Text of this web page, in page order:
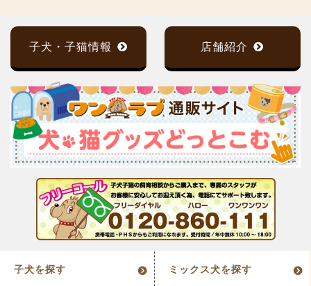
子犬・子猫情報 店舗紹介
子犬を探す ミックス犬を探す